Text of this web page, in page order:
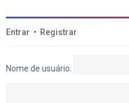
Entrar • Registrar
Nome de usuário: